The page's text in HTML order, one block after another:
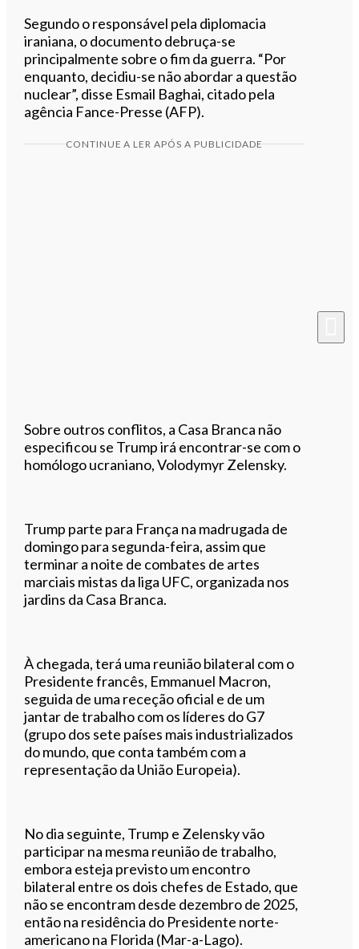
Segundo o responsável pela diplomacia
iraniana, o documento debruça-se
principalmente sobre o fim da guerra. “Por
enquanto, decidiu-se não abordar a questão
nuclear”, disse Esmail Baghai, citado pela
agência Fance-Presse (AFP).
CONTINUE A LER APÓS A PUBLICIDADE
Sobre outros conflitos, a Casa Branca não
especificou se Trump irá encontrar-se com o
homólogo ucraniano, Volodymyr Zelensky.
Trump parte para França na madrugada de
domingo para segunda-feira, assim que
terminar a noite de combates de artes
marciais mistas da liga UFC, organizada nos
jardins da Casa Branca.
À chegada, terá uma reunião bilateral com o
Presidente francês, Emmanuel Macron,
seguida de uma receção oficial e de um
jantar de trabalho com os líderes do G7
(grupo dos sete países mais industrializados
do mundo, que conta também com a
representação da União Europeia).
No dia seguinte, Trump e Zelensky vão
participar na mesma reunião de trabalho,
embora esteja previsto um encontro
bilateral entre os dois chefes de Estado, que
não se encontram desde dezembro de 2025,
então na residência do Presidente norte-
americano na Florida (Mar-a-Lago).